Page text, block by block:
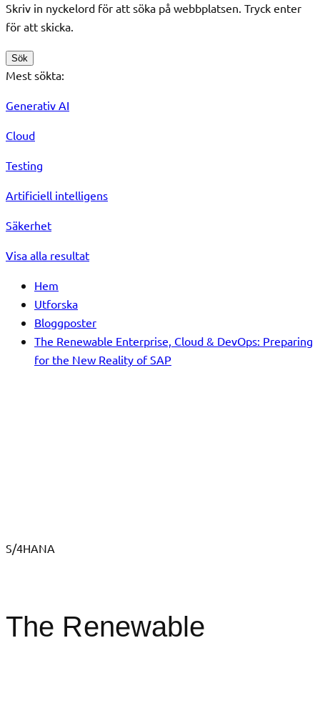
Skriv in nyckelord för att söka på webbplatsen. Tryck enter
för att skicka.
Sök
Mest sökta:
Generativ AI
Cloud
Testing
Artificiell intelligens
Säkerhet
Visa alla resultat
Hem
Utforska
Bloggposter
The Renewable Enterprise, Cloud & DevOps: Preparing
for the New Reality of SAP
S/4HANA
The Renewable